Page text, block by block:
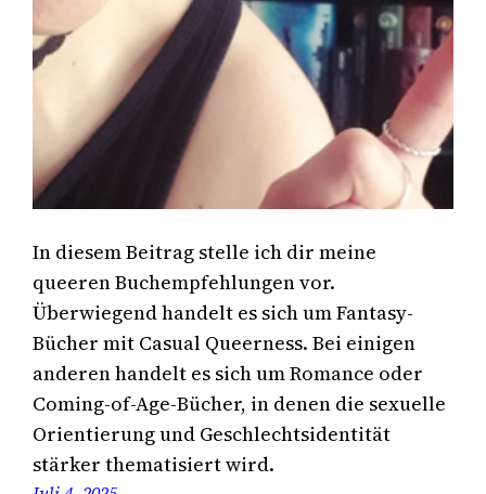
In diesem Beitrag stelle ich dir meine
queeren Buchempfehlungen vor.
Überwiegend handelt es sich um Fantasy-
Bücher mit Casual Queerness. Bei einigen
anderen handelt es sich um Romance oder
Coming-of-Age-Bücher, in denen die sexuelle
Orientierung und Geschlechtsidentität
stärker thematisiert wird.